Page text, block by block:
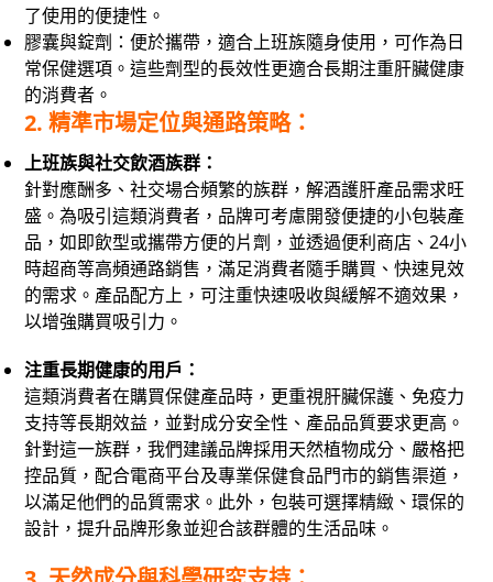
了使用的便捷性。
膠囊與錠劑：便於攜帶，適合上班族隨身使用，可作為日
常保健選項。這些劑型的長效性更適合長期注重肝臟健康
的消費者。
2. 精準市場定位與通路策略：
上班族與社交飲酒族群：
針對應酬多、社交場合頻繁的族群，解酒護肝產品需求旺
盛。為吸引這類消費者，品牌可考慮開發便捷的小包裝產
品，如即飲型或攜帶方便的片劑，並透過便利商店、24小
時超商等高頻通路銷售，滿足消費者隨手購買、快速見效
的需求。產品配方上，可注重快速吸收與緩解不適效果，
以增強購買吸引力。
注重長期健康的用戶：
這類消費者在購買保健產品時，更重視肝臟保護、免疫力
支持等長期效益，並對成分安全性、產品品質要求更高。
針對這一族群，我們建議品牌採用天然植物成分、嚴格把
控品質，配合電商平台及專業保健食品門市的銷售渠道，
以滿足他們的品質需求。此外，包裝可選擇精緻、環保的
設計，提升品牌形象並迎合該群體的生活品味。